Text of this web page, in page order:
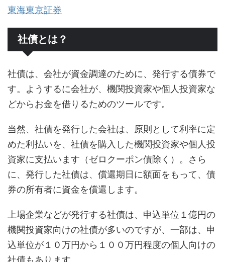
東海東京証券
社債とは？
社債は、会社が資金調達のために、発行する債券で
す。ようするに会社が、機関投資家や個人投資家な
どからお金を借りるためのツールです。
当然、社債を発行した会社は、原則として利率に定
めた利払いを、社債を購入した機関投資家や個人投
資家に支払います（ゼロクーポン債除く）。さら
に、発行した社債は、償還期日に額面をもって、債
券の所有者に資金を償還します。
上場企業などが発行する社債は、申込単位１億円の
機関投資家向けの社債が多いのですが、一部は、申
込単位が１０万円から１００万円程度の個人向けの
社債もあります。